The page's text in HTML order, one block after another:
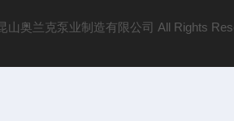
山奥兰克泵业制造有限公司 All Rights